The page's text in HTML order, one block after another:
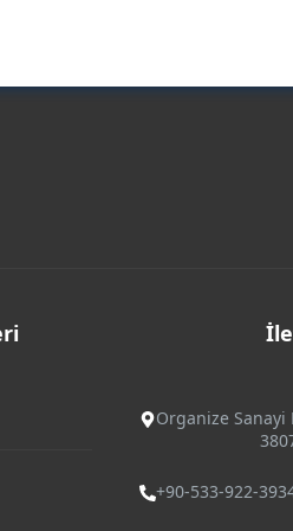
Organize Sanayi
+90-533-922-